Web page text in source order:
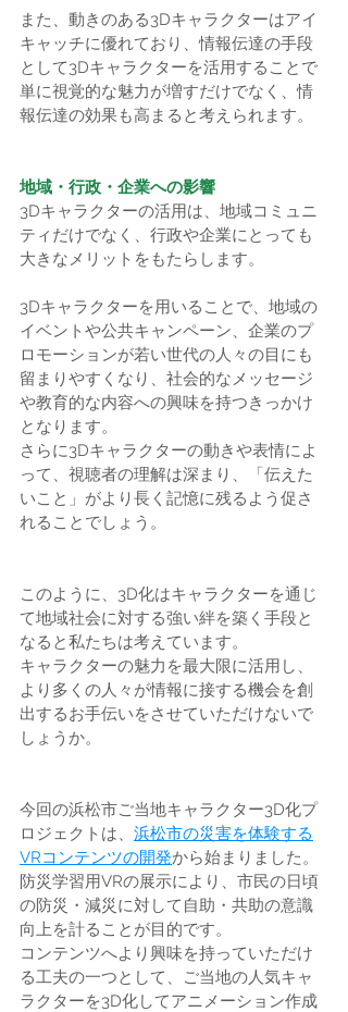
また、動きのある3Dキャラクターはアイ
キャッチに優れており、情報伝達の手段
として3Dキャラクターを活用することで
単に視覚的な魅力が増すだけでなく、情
報伝達の効果も高まると考えられます。
地域・行政・企業への影響
3Dキャラクターの活用は、地域コミュニ
ティだけでなく、行政や企業にとっても
大きなメリットをもたらします。
3Dキャラクターを用いることで、地域の
イベントや公共キャンペーン、企業のプ
ロモーションが若い世代の人々の目にも
留まりやすくなり、社会的なメッセージ
や教育的な内容への興味を持つきっかけ
となります。
さらに3Dキャラクターの動きや表情によ
って、視聴者の理解は深まり、「伝えた
いこと」がより長く記憶に残るよう促さ
れることでしょう。
このように、3D化はキャラクターを通じ
て地域社会に対する強い絆を築く手段と
なると私たちは考えています。
キャラクターの魅力を最大限に活用し、
より多くの人々が情報に接する機会を創
出するお手伝いをさせていただけないで
しょうか。
今回の浜松市ご当地キャラクター3D化プ
ロジェクトは、 浜松市の災害を体験する
VRコンテンツの開発から始まりました。
防災学習用VRの展示により、市民の日頃
の防災・減災に対して自助・共助の意識
向上を計ることが目的です。
コンテンツへより興味を持っていただけ
る工夫の一つとして、ご当地の人気キャ
ラクターを3D化してアニメーション作成